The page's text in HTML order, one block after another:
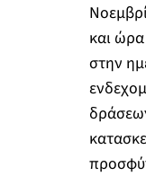
και
στην